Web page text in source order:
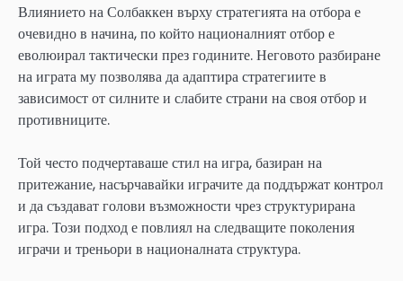
Влиянието на Солбаккен върху стратегията на отбора е
очевидно в начина, по който националният отбор е
еволюирал тактически през годините. Неговото разбиране
на играта му позволява да адаптира стратегиите в
зависимост от силните и слабите страни на своя отбор и
противниците.
Той често подчертаваше стил на игра, базиран на
притежание, насърчавайки играчите да поддържат контрол
и да създават голови възможности чрез структурирана
игра. Този подход е повлиял на следващите поколения
играчи и треньори в националната структура.